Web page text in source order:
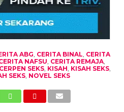
ABG, CERITA BINAL, CERITA
NAFSU, CERITA REMAJA,
CERPEN SEKS, KISAH, KISAH SEKS,
SEKS, NOVEL SEKS